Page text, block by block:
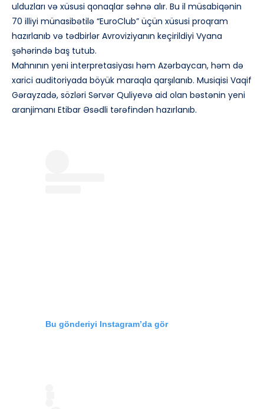
ulduzları və xüsusi qonaqlar səhnə alır. Bu il müsabiqənin
70 illiyi münasibətilə “EuroClub” üçün xüsusi proqram
hazırlanıb və tədbirlər Avroviziyanın keçirildiyi Vyana
şəhərində baş tutub.
Mahnının yeni interpretasiyası həm Azərbaycan, həm də
xarici auditoriyada böyük maraqla qarşılanıb. Musiqisi Vaqif
Gərayzadə, sözləri Sərvər Quliyevə aid olan bəstənin yeni
aranjimanı Etibar Əsədli tərəfindən hazırlanıb.
Bu gönderiyi Instagram’da gör